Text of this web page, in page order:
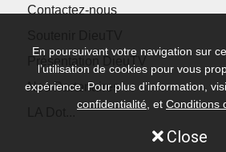
Contactez-nous
Présentation DieuTV
Nos Partenaires
En poursuivant votre navigation sur
l’utilisation de cookies pour vous
expérience. Pour plus d’information,
confidentialité , et Conditions